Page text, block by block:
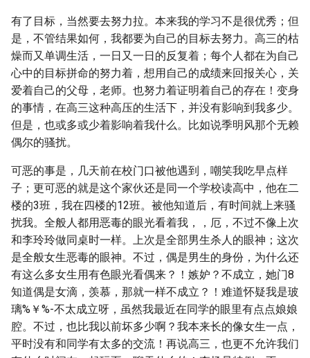
有了目标，当然要去努力拉。本来我的学习不是很优秀；但
是，不管结果如何，我都要为自己的目标去努力。高三的枯
燥而又单调生活，一日又一日的反复着；每个人都在为自己
心中的目标拼命的努力着，想用自己的成绩来回报关心，关
爱着自己的父母，老师。也努力着证明着自己的存在！变身
的事情，在高三这种高压的生活下，并没有影响到我多少。
但是，也或多或少着影响着我什么。比如说季明风那个无赖
偶尔的骚扰。
可恶的事是，几天前在校门口被他遇到，嘲笑我吃早点样
子；更可恶的就是这个家伙还是同一个学校读高中，他在二
楼的3班，我在四楼的12班。被他知道后，有时间就上来骚
扰我。全般人都用恶毒的眼光看着我，，厄，不过不像上次
和李玲玲做同桌时一样。上次是全部男生杀人的眼神；这次
是全般女生恶毒的眼神。不过，偶是男生的身份，为什么还
有这么多女生用有色眼光看偶来？！嫉妒？不成立，她门8
知道偶是女滴，羡慕，那就一样不成立？！难道怀疑我是玻
璃%￥%-不太成立呀，虽然我最近在同学的眼里有点点娘娘
腔。不过，也比我以前坏多少啊？我本来长的像女生一点，
平时没有和同学有太多的交流！再说高三，也更不允许我们